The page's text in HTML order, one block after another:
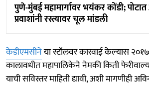
पुणे-मुंबई महामार्गावर भयंकर कोंडी;
प्रवाशांनी रस्त्यावर चूल मांडली
केडीएमसीनेया स्टॉलवर कारवाई केल्यास
कालावधीत महापालिकेने नेमकी किती
याची सविस्तर माहिती द्यावी, अशी मागणीही